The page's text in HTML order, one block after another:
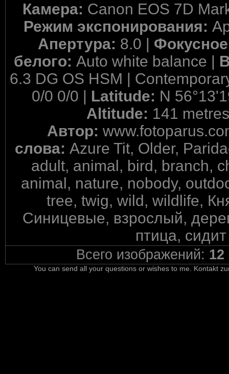
Камера: Canon EOS 7D
Режим экспонирования:
Апертура: 8.0 |
белого: Auto white balance |
6.3 DG OS HSM |
0/0 0/0 | Latitude: N
Altitude: 141
Автор:
слова:Azure Tit, Older,
adult, animal, bird, branch,
animal, nature, nobody,
tree, twig, wild, wildlife,
Синицевые, взрослый,
птица,
Всего изображений: 12
You can send all your questions or wishes to me. Kontakt